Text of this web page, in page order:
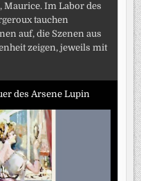
Maurice. Im Labor des
tauchen
auf, die Szenen aus
zeigen, jeweils mit
des Arsene Lupin